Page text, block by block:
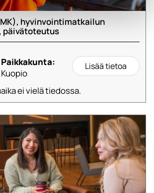
hyvinvointimatkailun
päivätoteutus
Paikkakunta:
Kuopio
Lisää tietoa
ei vielä tiedossa.